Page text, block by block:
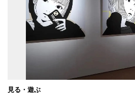
見る・遊ぶ